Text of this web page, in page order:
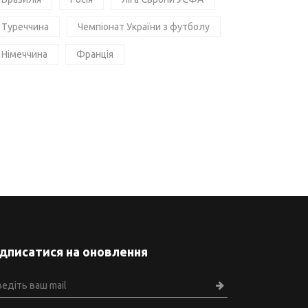
Туреччина Чемпіонат України з футболу
Німеччина Франція
на оновлення